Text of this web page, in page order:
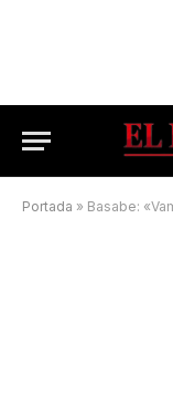
Portada » Basabe: